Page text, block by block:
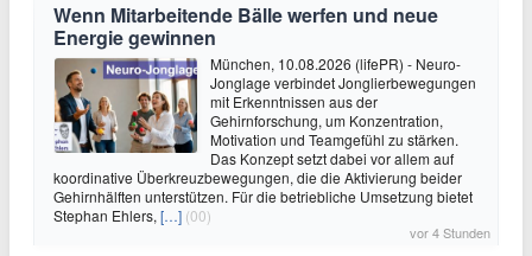
Wenn Mitarbeitende Bälle werfen und neue
Energie gewinnen
München, 10.08.2026 (lifePR) - Neuro-
Jonglage verbindet Jonglierbewegungen
mit Erkenntnissen aus der
Gehirnforschung, um Konzentration,
Motivation und Teamgefühl zu stärken.
Das Konzept setzt dabei vor allem auf
koordinative Überkreuzbewegungen, die die Aktivierung beider
Gehirnhälften unterstützen. Für die betriebliche Umsetzung bietet
Stephan Ehlers, […] (00)
vor 4 Stunden